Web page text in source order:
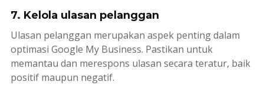
7. Kelola ulasan pelanggan
Ulasan pelanggan merupakan aspek penting dalam
optimasi Google My Business. Pastikan untuk
memantau dan merespons ulasan secara teratur, baik
positif maupun negatif.